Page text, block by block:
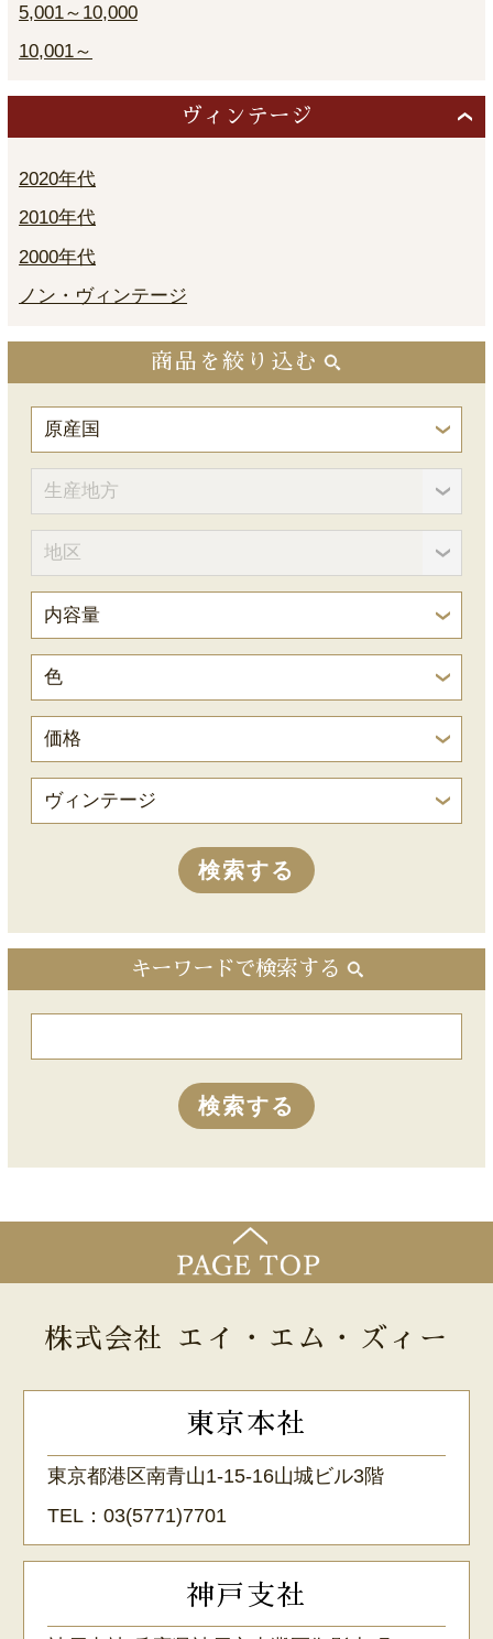
5,001～10,000
10,001～
ヴィンテージ
2020年代
2010年代
2000年代
ノン・ヴィンテージ
商品を絞り込む
キーワードで検索する
株式会社 エイ・エム・ズィー
東京本社
東京都港区南青山1-15-16山城ビル3階
TEL：03(5771)7701
神戸支社